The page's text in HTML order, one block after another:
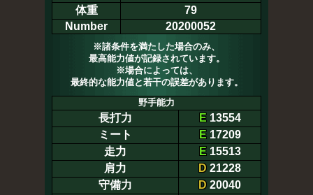
体重
79
Number
20200052
※諸条件を満たした場合のみ、
最高能力値が記録されています。
※場合によっては、
最終的な能力値と若干の誤差があります。
野手能力
長打力 E13554
ミート
E17209
走力
E15513
肩力
D 21228
守備力
D 20040